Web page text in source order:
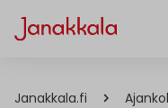
Janakkala.fi